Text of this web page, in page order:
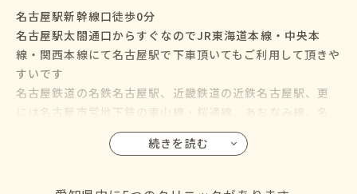
名古屋駅新幹線口徒歩0分
名古屋駅太閤通口からすぐなのでJR東海道本線・中央本
線・関西本線にて名古屋駅で下車頂いてもご利用して頂きや
すいです
名古屋鉄道の名鉄名古屋駅、近畿鉄道の近鉄名古屋駅、更
には名古屋市営地下鉄の東山線・桜通線、あおなみ線、名
鉄バス・名古屋市営バスも名古屋駅に乗り入れているので、
名古屋市の千種区・東区・北区・西区・中村区・中区・昭
区・名東区・天白区にお住いの方からも通院して頂けます
続きを読む